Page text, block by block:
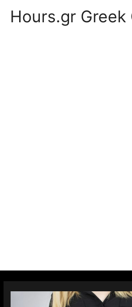
Hours.gr Greek